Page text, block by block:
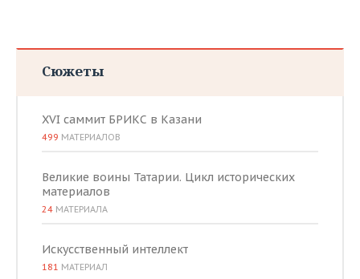
Сюжеты
XVI саммит БРИКС в Казани
499 МАТЕРИАЛОВ
Великие воины Татарии. Цикл исторических
материалов
24 МАТЕРИАЛА
Искусственный интеллект
181 МАТЕРИАЛ